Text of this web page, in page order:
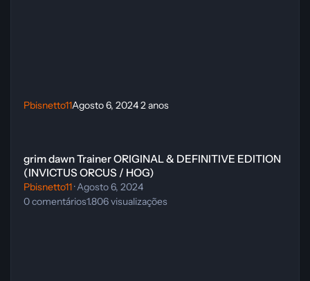
Pbisnetto11Agosto 6, 20242 anos
grim dawn Trainer ORIGINAL & DEFINITIVE EDITION
(INVICTUS ORCUS / HOG)
Pbisnetto11·Agosto 6, 2024
0comentários1.806visualizações